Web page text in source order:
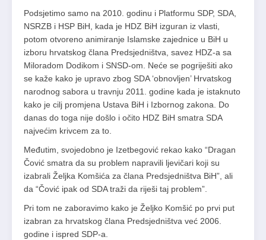
Podsjetimo samo na 2010. godinu i Platformu SDP, SDA,
NSRZB i HSP BiH, kada je HDZ BiH izguran iz vlasti,
potom otvoreno animiranje Islamske zajednice u BiH u
izboru hrvatskog člana Predsjedništva, savez HDZ-a sa
Miloradom Dodikom i SNSD-om. Neće se pogriješiti ako
se kaže kako je upravo zbog SDA ‘obnovljen’ Hrvatskog
narodnog sabora u travnju 2011. godine kada je istaknuto
kako je cilj promjena Ustava BiH i Izbornog zakona. Do
danas do toga nije došlo i očito HDZ BiH smatra SDA
najvećim krivcem za to.
Međutim, svojedobno je Izetbegović rekao kako “Dragan
Čović smatra da su problem napravili ljevičari koji su
izabrali Željka Komšića za člana Predsjedništva BiH”, ali
da “Čović ipak od SDA traži da riješi taj problem”.
Pri tom ne zaboravimo kako je Željko Komšić po prvi put
izabran za hrvatskog člana Predsjedništva već 2006.
godine i ispred SDP-a.